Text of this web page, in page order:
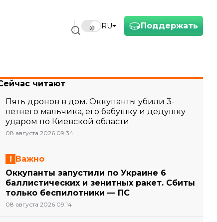
Поддержать
RU
читают
Пять дронов в дом. Оккупанты убили 3-
летнего мальчика, его бабушку и дедушку
ударом по Киевской области
08 августа 2026 09:34
Важно
Оккупанты запустили по Украине 6
баллистических и зенитных ракет. Сбиты
только беспилотники — ПС
08 августа 2026 09:14